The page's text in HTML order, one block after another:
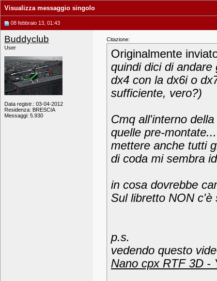
Visualizza messaggio singolo
08 febbraio 13, 01:43
Buddyclub
User
Data registr.: 03-04-2012
Residenza: BRESCIA
Messaggi: 5.930
Citazione:
Originalmente
quindi dici di
dx4 con la dx6i o
sufficiente, vero?)
Cmq all'interno
quelle pre-
mettere anche tutti
di coda mi sembra
in cosa dovrebbe
Sul libretto NON c'è
p.s.
vedendo questo
Nano cpx RTF 3D -